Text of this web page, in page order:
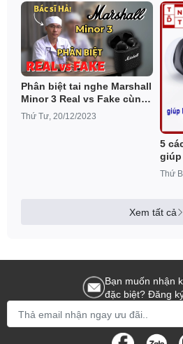
Phân biệt tai nghe Marshall
Minor 3 Real vs Fake cùng
Bác sĩ Hả!
Thứ Tư, 20/12/2023
5
Thứ
Xem tất cả
Bạn muốn nhận
đặc biệt? Đăng